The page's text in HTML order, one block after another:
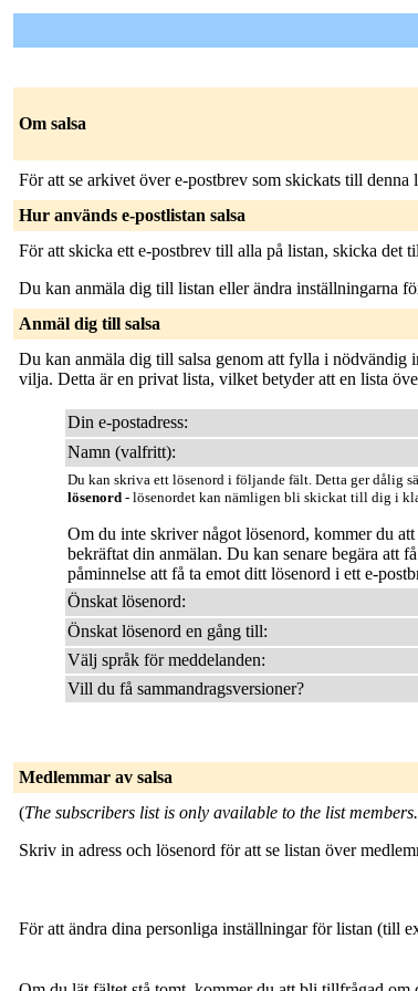
Om salsa
För att se arkivet över e-postbrev som skickats till denna
Hur används e-postlistan salsa
För att skicka ett e-postbrev till alla på listan, skicka det
Du kan anmäla dig till listan eller ändra inställningarna
Anmäl dig till salsa
Du kan anmäla dig till salsa genom att fylla i nödvändig
vilja. Detta är en privat lista, vilket betyder att en lista
Din e-postadress:
Namn (valfritt):
Du kan skriva ett lösenord i följande fält. Detta ger dålig
lösenord - lösenordet kan nämligen bli skickat till dig i
Om du inte skriver något lösenord, kommer du
bekräftat din anmälan. Du kan senare begära att
påminnelse att få ta emot ditt lösenord i ett e-
Önskat lösenord:
Önskat lösenord en gång till:
Välj språk för meddelanden:
Vill du få sammandragsversioner?
Medlemmar av salsa
(The subscribers list is only available to the list members.
Skriv in adress och lösenord för att se listan över
För att ändra dina personliga inställningar för listan (till